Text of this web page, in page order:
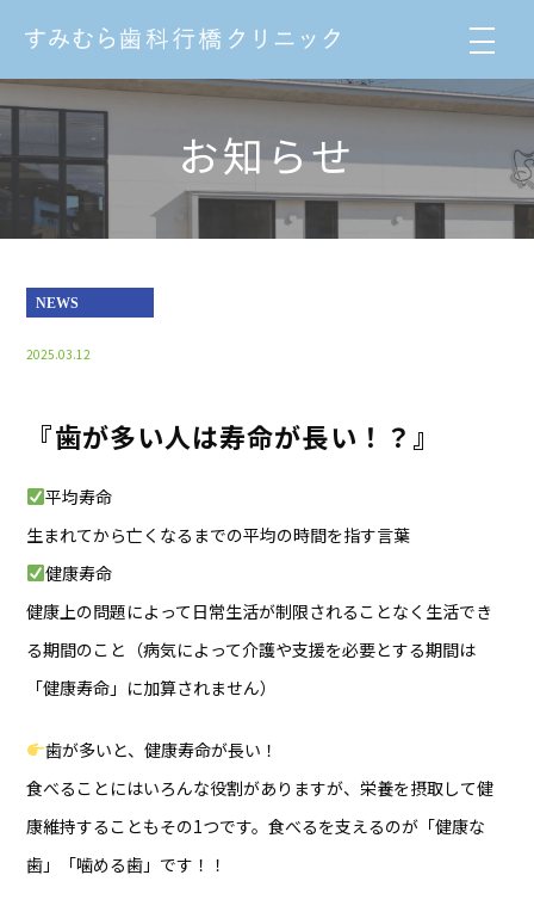
お知らせ
NEWS
2025.03.12
『歯が多い人は寿命が長い！？』
平均寿命
生まれてから亡くなるまでの平均の時間を指す言葉
健康寿命
健康上の問題によって日常生活が制限されることなく生活でき
る期間のこと（病気によって介護や支援を必要とする期間は
「健康寿命」に加算されません）
歯が多いと、健康寿命が長い！
食べることにはいろんな役割がありますが、栄養を摂取して健
康維持することもその1つです。食べるを支えるのが「健康な
歯」「噛める歯」です！！